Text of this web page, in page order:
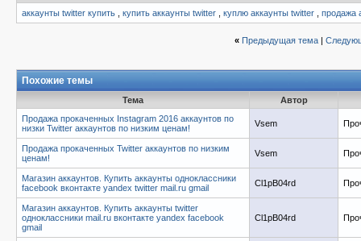
аккаунты twitter купить
купить аккаунты twitter куплю аккаунты twitter продажа
« Предыдущая тема|
Похожие темы
Тема
Автор
Продажа прокаченных Instagram 2016 аккаунтов по
низки Twitter аккаунтов по низким ценам!
Vsem
Продажа прокаченных Twitter аккаунтов по низким
ценам!
Vsem
Магазин аккаунтов. Купить аккаунты одноклассники
facebook вконтакте yandex twitter mail.ru gmail
Cl1pB04rd
Магазин аккаунтов. Купить аккаунты twitter
одноклассники mail.ru вконтакте yandex facebook
gmail
Cl1pB04rd